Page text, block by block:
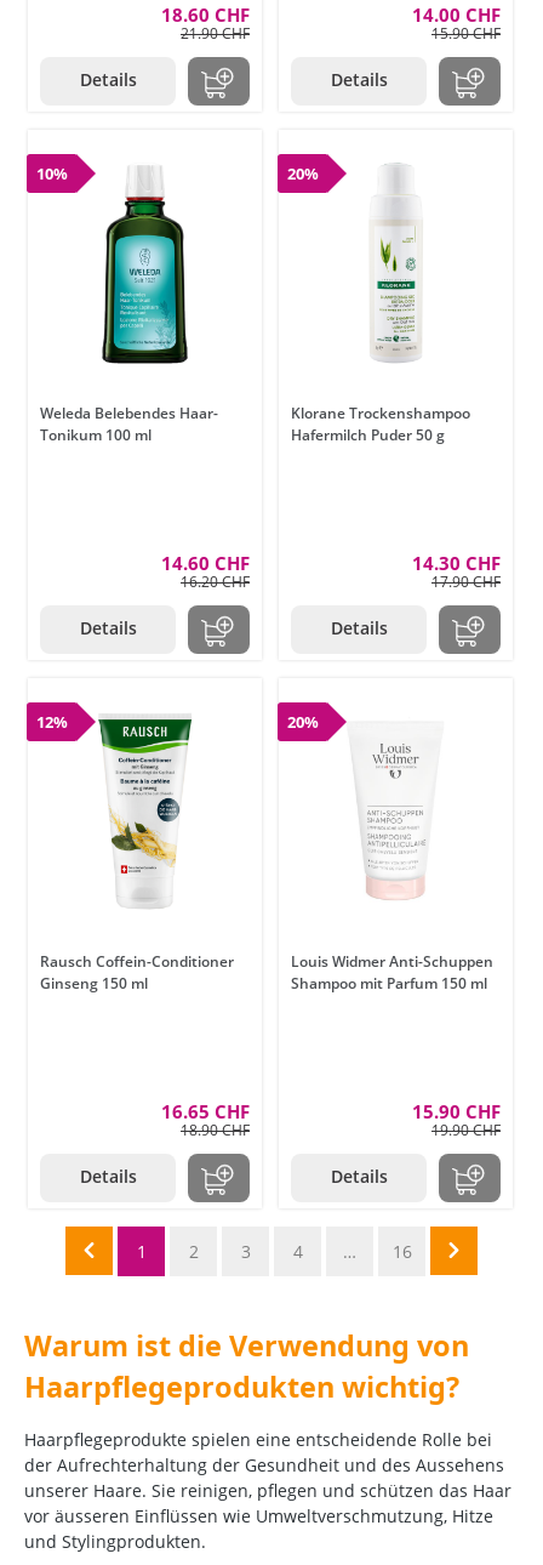
18.60 CHF
21.90 CHF
Details
14.00 CHF
15.90 CHF
Details
10%
Weleda Belebendes Haar-
Tonikum 100 ml
14.60 CHF
16.20 CHF
Details
20%
Klorane Trockenshampoo
Hafermilch Puder 50 g
14.30 CHF
17.90 CHF
Details
12%
Rausch Coffein-Conditioner
Ginseng 150 ml
16.65 CHF
18.90 CHF
Details
20%
Louis Widmer Anti-Schuppen
Shampoo mit Parfum 150 ml
15.90 CHF
19.90 CHF
Details
1 2 3 4 … 16
Warum ist die Verwendung von
Haarpflegeprodukten wichtig?
Haarpflegeprodukte spielen eine entscheidende Rolle bei
der Aufrechterhaltung der Gesundheit und des Aussehens
unserer Haare. Sie reinigen, pflegen und schützen das Haar
vor äusseren Einflüssen wie Umweltverschmutzung, Hitze
und Stylingprodukten.